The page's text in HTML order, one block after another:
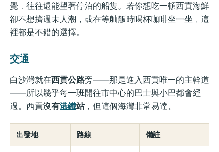
覺，往往還能望著停泊的船隻。若你想吃一頓西貢海鮮
卻不想擠週末人潮，或在等舢舨時喝杯咖啡坐一坐，這
裡都是不錯的選擇。
交通
白沙灣就在西貢公路旁——那是進入西貢唯一的主幹道
——所以幾乎每一班開往市中心的巴士與小巴都會經
過。西貢沒有港鐵站，但這個海灣非常易達。
出發地 路線 備註